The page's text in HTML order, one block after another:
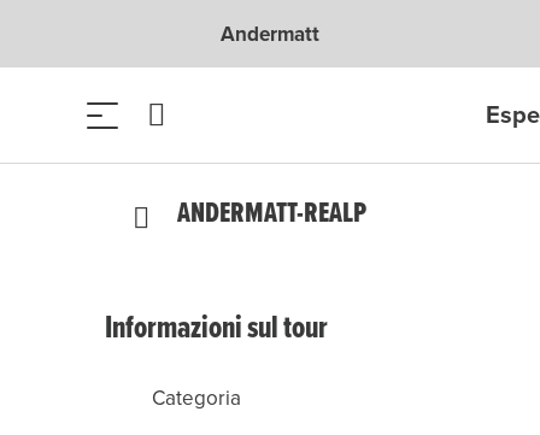
Andermatt
ANDERMATT-REALP
Informazioni sul tour
Categoria